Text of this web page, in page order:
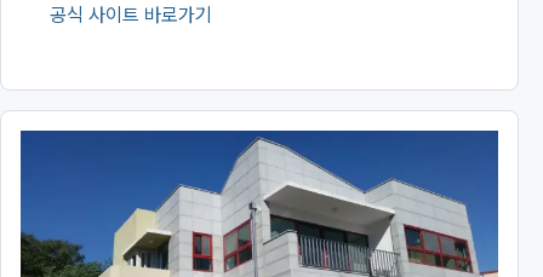
공식 사이트 바로가기
(새 창에서 열림)